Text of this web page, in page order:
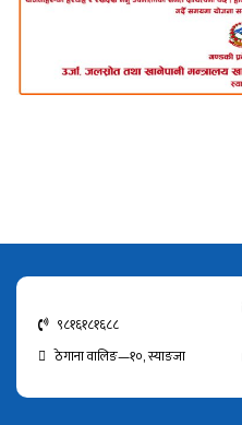
९८१६१८१६८८
ठेगाना वालिङ—१०, स्याङजा